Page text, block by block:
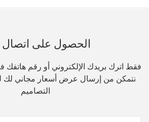
الحصول على اتصال
فقط اترك بريدك الإلكتروني أو رقم هاتفك
نتمكن من إرسال عرض أسعار مجاني لك
التصاميم